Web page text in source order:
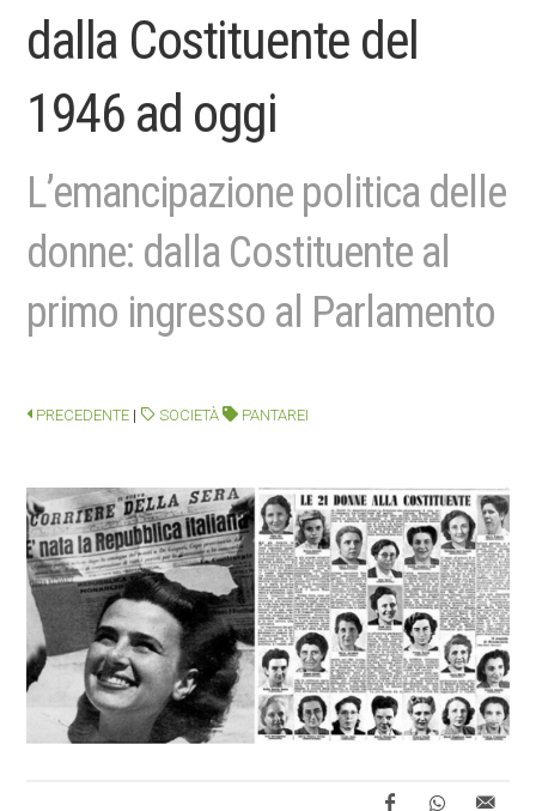
dalla Costituente del
1946 ad oggi
L’emancipazione politica delle
donne: dalla Costituente al
primo ingresso al Parlamento
PRECEDENTE | SOCIETÀ PANTAREI